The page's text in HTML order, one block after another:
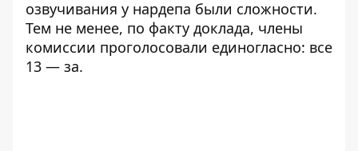
озвучивания у нардепа были сложности.
Тем не менее, по факту доклада, члены
комиссии проголосовали единогласно: все
13 — за.